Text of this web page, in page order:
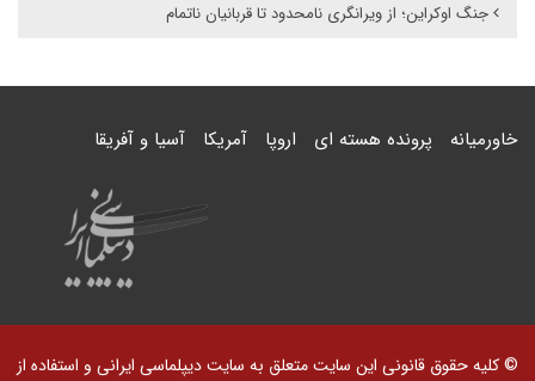
جنگ اوکراین؛ از ویرانگری نامحدود تا قربانیان ناتمام
خاورمیانه پرونده هسته ای اروپا آمریکا آسیا و آفریقا
© کلیه حقوق قانونی این سایت متعلق به سایت دیپلماسی ایرانی و استفاده از